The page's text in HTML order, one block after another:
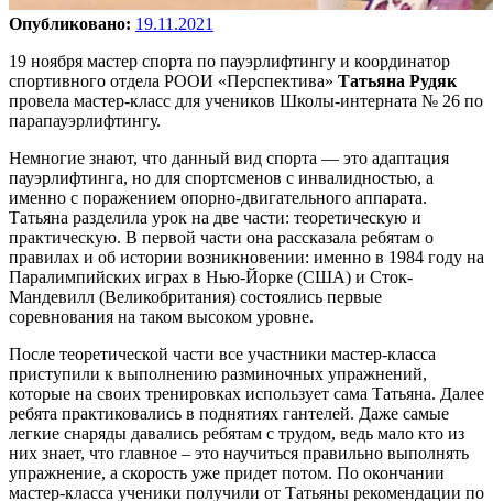
Опубликовано: 19.11.2021
19 ноября мастер спорта по пауэрлифтингу и координатор
спортивного отдела РООИ «Перспектива» Татьяна Рудяк
провела мастер-класс для учеников Школы-интерната № 26 по
парапауэрлифтингу.
Немногие знают, что данный вид спорта — это адаптация
пауэрлифтинга, но для спортсменов с инвалидностью, а
именно с поражением опорно-двигательного аппарата.
Татьяна разделила урок на две части: теоретическую и
практическую. В первой части она рассказала ребятам о
правилах и об истории возникновении: именно в 1984 году на
Паралимпийских играх в Нью-Йорке (США) и Сток-
Мандевилл (Великобритания) состоялись первые
соревнования на таком высоком уровне.
После теоретической части все участники мастер-класса
приступили к выполнению разминочных упражнений,
которые на своих тренировках использует сама Татьяна. Далее
ребята практиковались в поднятиях гантелей. Даже самые
легкие снаряды давались ребятам с трудом, ведь мало кто из
них знает, что главное – это научиться правильно выполнять
упражнение, а скорость уже придет потом. По окончании
мастер-класса ученики получили от Татьяны рекомендации по